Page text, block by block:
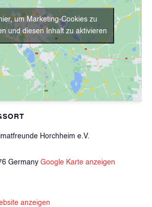
Horchheim e.V.
Germany Google Karte anzeigen
anzeigen
um Marketing-Cookies zu
und diesen Inhalt zu aktivieren